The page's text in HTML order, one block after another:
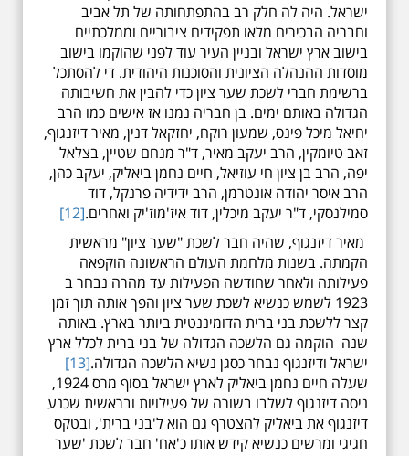
ישראל. היה לה חלק רב בהתפתחותה של תל אביב
וחבריה הבכירים מלאו תפקידים ציבוריים וממלכתיים
בישוב ארץ ישראל ובניין העיר עוד לפני שהוקמו בישוב
מוסדות ההנהלה הציונית והסוכנות היהודית. די להסתכל
ברשימת חברי לשכת שער ציון כדי להבין את חשיבותה
הגדולה באותם ימים. בן חבריה נמנו אז אישים כמו הרב
יחיאל מיכל פינס, שמעון רוקח, יחזקאל דנין, מאיר דיזנגוף,
זאב טיומקין, הרב יעקב מאיר, ד"ר מנחם שטיין, בצלאל
יפה, הרב בן ציון חי עוזיאל, חיים נחמן ביאליק, יעקב כהן,
הרב איסר יהודה אונטרמן, הרב ידידיה פרנקל, דוד
סמילנסקי, ד"ר יעקב מיכלין, דוד איז'מוז'יק ואחרים.[12]
מאיר דיזנגוף, שהיה חבר לשכת "שער ציון" מראשית
הקמתה. בשנות מלחמת העולם הראשונה הוקפאה
פעילותה ולאחר שחודשה הפעילות עד מהרה נבחר ב
1923 לשמש כנשיא לשכת שער ציון והפך אותה תוך זמן
קצר ללשכת בני ברית הדומיננטית ביותר בארץ. באותה
שנה הוקמה גם הלשכה הגדולה של בני ברית לכלל ארץ
ישראל ודיזנגוף נבחר כסגן נשיא הלשכה הגדולה.[13]
שעלה חיים נחמן ביאליק לארץ ישראל בסוף מרס 1924,
ניסה דיזנגוף לשלבו בשורה של פעילויות ובראשית שכנע
דיזנגוף את ביאליק להצטרף גם הוא ל'בני ברית', ובטקס
חגיגי ומרשים כנשיא קידש אותו כ'אח' חבר לשכת 'שער